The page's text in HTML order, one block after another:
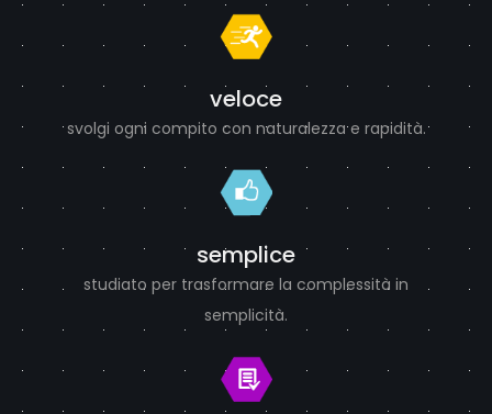
veloce
svolgi ogni compito con naturalezza e rapidità.
semplice
studiato per trasformare la complessità in
semplicità.